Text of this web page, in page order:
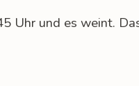
Uhr und es weint.